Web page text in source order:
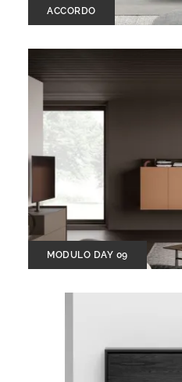
ACCORDO
MODULO DAY 09